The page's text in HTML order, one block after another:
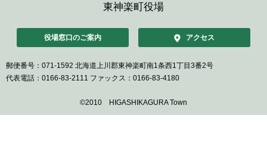
東神楽町役場
役場窓口のご案内 アクセス
郵便番号：071-1592 北海道上川郡東神楽町南1条西1丁目3番2号
代表電話：0166-83-2111 ファックス：0166-83-4180
©2010 HIGASHIKAGURA Town